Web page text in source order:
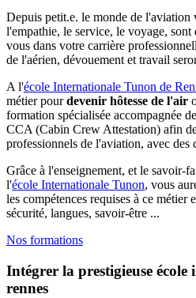
Depuis petit.e. le monde de l'aviation
l'empathie, le service, le voyage, sont
vous dans votre carrière
de l'aérien, dévouement et travail
A l'école Internationale Tunon de
métier pourdevenir hôtesse de l'air
formation spécialisée accompagnée
CCA (Cabin Crew Attestation) afin
professionnels de l'aviation, avec des
Grâce à l'enseignement, et le savoir-
l'école Internationale Tunon, vous
les compétences requises à ce métier
sécurité, langues, savoir-être ...
Nos formations
Intégrer la prestigieuse
rennes